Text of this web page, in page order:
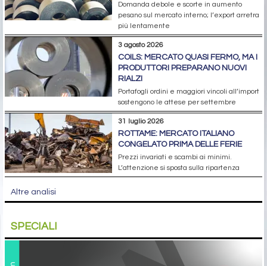
Domanda debole e scorte in aumento
pesano sul mercato interno; l’export arretra
più lentamente
3 agosto 2026
COILS: MERCATO QUASI FERMO, MA I
PRODUTTORI PREPARANO NUOVI
RIALZI
Portafogli ordini e maggiori vincoli all’import
sostengono le attese per settembre
31 luglio 2026
ROTTAME: MERCATO ITALIANO
CONGELATO PRIMA DELLE FERIE
Prezzi invariati e scambi ai minimi.
L’attenzione si sposta sulla ripartenza
Altre analisi
SPECIALI